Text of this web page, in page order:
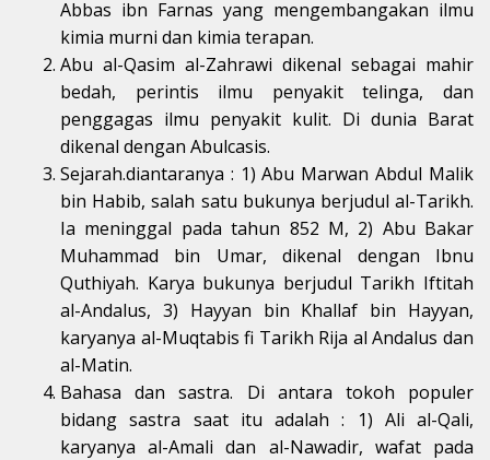
Abbas ibn Farnas yang mengembangakan ilmu
kimia murni dan kimia terapan.
Abu al-Qasim al-Zahrawi dikenal sebagai mahir
bedah, perintis ilmu penyakit telinga, dan
penggagas ilmu penyakit kulit. Di dunia Barat
dikenal dengan Abulcasis.
Sejarah.diantaranya : 1) Abu Marwan Abdul Malik
bin Habib, salah satu bukunya berjudul al-Tarikh.
Ia meninggal pada tahun 852 M, 2) Abu Bakar
Muhammad bin Umar, dikenal dengan Ibnu
Quthiyah. Karya bukunya berjudul Tarikh Iftitah
al-Andalus, 3) Hayyan bin Khallaf bin Hayyan,
karyanya al-Muqtabis fi Tarikh Rija al Andalus dan
al-Matin.
Bahasa dan sastra. Di antara tokoh populer
bidang sastra saat itu adalah : 1) Ali al-Qali,
karyanya al-Amali dan al-Nawadir, wafat pada